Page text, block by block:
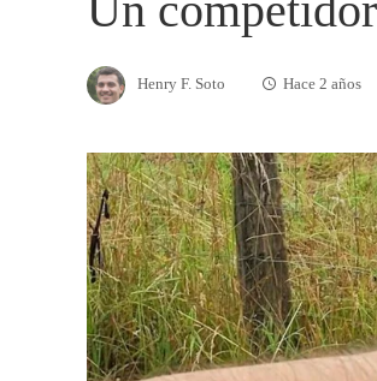
Henry F. Soto Hace 2 años